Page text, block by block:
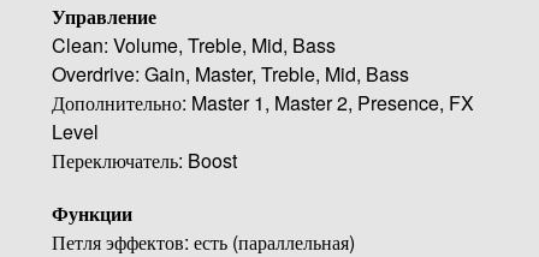
Управление
Clean: Volume, Treble, Mid, Bass
Overdrive: Gain, Master, Treble, Mid, Bass
Дополнительно: Master 1, Master 2, Presence, FX
Level
Переключатель: Boost
Функции
Петля эффектов: есть (параллельная)